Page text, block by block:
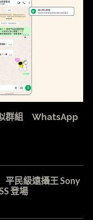
似群組 WhatsApp
民級遠攝王 Sony
登場